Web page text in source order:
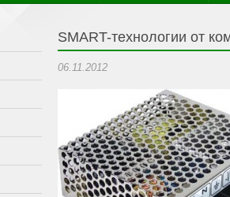
SMART-технологии от
06.11.2012